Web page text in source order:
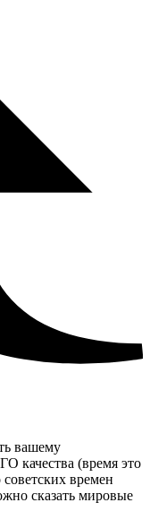
вашему
(время это
времен
сказать мировые